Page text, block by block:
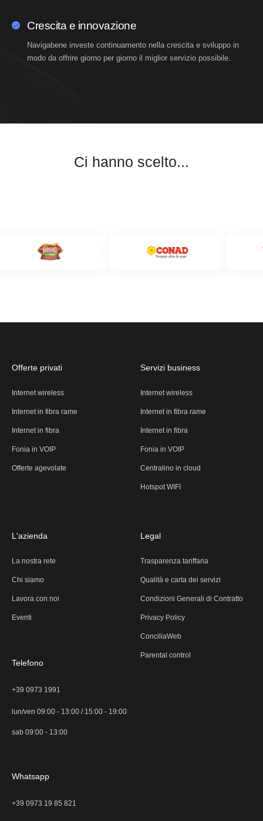
Crescita e innovazione
Navigabene investe continuamento nella crescita e sviluppo in
modo da offrire giorno per giorno il miglior servizio possibile.
Ci hanno scelto...
Offerte privati
Internet wireless
Internet in fibra rame
Internet in fibra
Fonia in VOIP
Offerte agevolate
Servizi business
Internet wireless
Internet in fibra rame
Internet in fibra
Fonia in VOIP
Centralino in cloud
Hotspot WIFI
L'azienda
La nostra rete
Chi siamo
Lavora con noi
Eventi
Legal
Trasparenza tariffaria
Qualità e carta dei servizi
Condizioni Generali di Contratto
Privacy Policy
ConciliaWeb
Parental control
Telefono
+39 0973 1991
lun/ven 09:00 - 13:00 / 15:00 - 19:00
sab 09:00 - 13:00
Whatsapp
+39 0973 19 85 821